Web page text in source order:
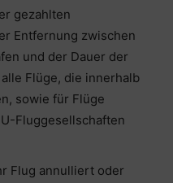
gezahlten
Entfernung zwischen
und der Dauer der
Flüge, die innerhalb
sowie für Flüge
Fluggesellschaften
Flug annulliert oder